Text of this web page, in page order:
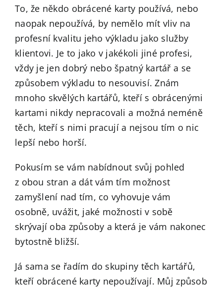
To, že někdo obrácené karty používá, nebo
naopak nepoužívá, by nemělo mít vliv na
profesní kvalitu jeho výkladu jako služby
klientovi. Je to jako v jakékoli jiné profesi,
vždy je jen dobrý nebo špatný kartář a se
způsobem výkladu to nesouvisí. Znám
mnoho skvělých kartářů, kteří s obrácenými
kartami nikdy nepracovali a možná neméně
těch, kteří s nimi pracují a nejsou tím o nic
lepší nebo horší.
Pokusím se vám nabídnout svůj pohled
z obou stran a dát vám tím možnost
zamyšlení nad tím, co vyhovuje vám
osobně, uvážit, jaké možnosti v sobě
skrývají oba způsoby a která je vám nakonec
bytostně bližší.
Já sama se řadím do skupiny těch kartářů,
kteří obrácené karty nepoužívají. Můj způsob